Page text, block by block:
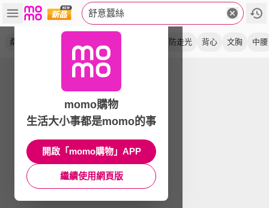
舒意蠶絲
桑蠶絲 防走光 背心 文胸 中腰
momo購物
生活大小事都是momo的事
開啟「momo購物」APP
繼續使用網頁版